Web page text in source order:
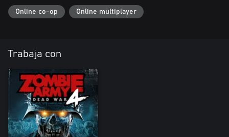
Online co-op Online multiplayer
Trabaja con